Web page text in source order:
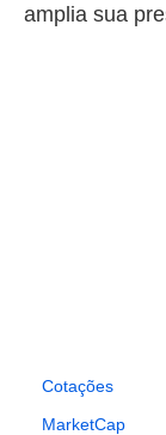
amplia sua
Cotações
MarketCap